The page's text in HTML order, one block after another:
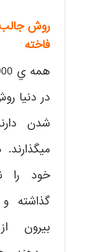
روش
فاخته
در دنيا
شدن
خود را
گذاشته
بيرون